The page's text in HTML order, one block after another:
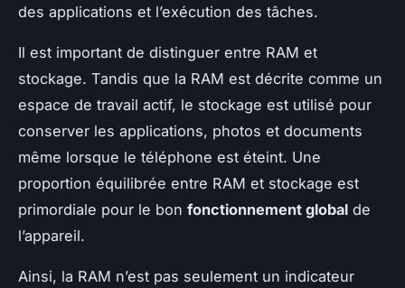
des applications et l’exécution des tâches.
Il est important de distinguer entre RAM et
stockage. Tandis que la RAM est décrite comme un
espace de travail actif, le stockage est utilisé pour
conserver les applications, photos et documents
même lorsque le téléphone est éteint. Une
proportion équilibrée entre RAM et stockage est
primordiale pour le bon fonctionnement global de
l’appareil.
Ainsi, la RAM n’est pas seulement un indicateur